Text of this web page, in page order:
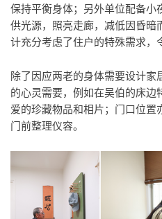
保持平衡身体；另外单位配备小
供光源，照亮走廊，减低因昏暗
计充分考虑了住户的特殊需求，
除了因应两老的身体需要设计家
的心灵需要，例如在吴伯的床
爱的珍藏物品和相片；门口位置
门前整理仪容。